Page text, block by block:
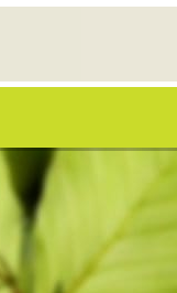
für diesen Inhalt